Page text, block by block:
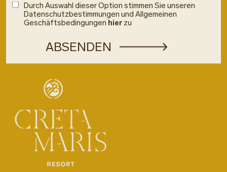
Durch Auswahl dieser Option stimmen Sie unseren
Datenschutzbestimmungen und Allgemeinen
Geschäftsbedingungen hier zu